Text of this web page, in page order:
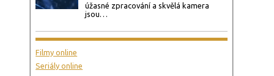
úžasné zpracování a skvělá kamera
jsou…
Filmy online
Seriály online